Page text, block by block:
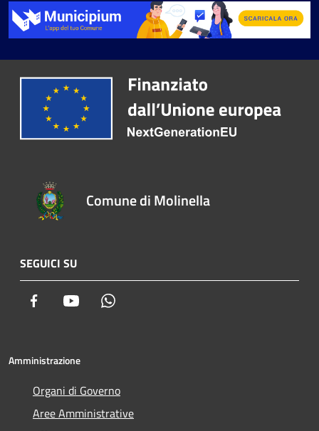
Comune di Molinella
SEGUICI SU
Facebook Youtube
Amministrazione
Organi di Governo
Aree Amministrative